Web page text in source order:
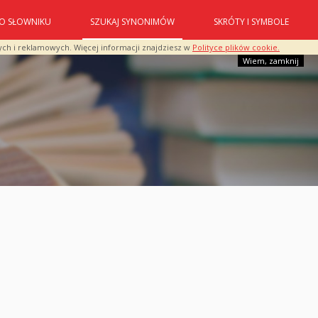
i reklamowych. Więcej informacji znajdziesz w Polityce plików cookie.
Wiem, zamknij
O SŁOWNIKU SZUKAJ SYNONIMÓW SKRÓTY I SYMBOLE